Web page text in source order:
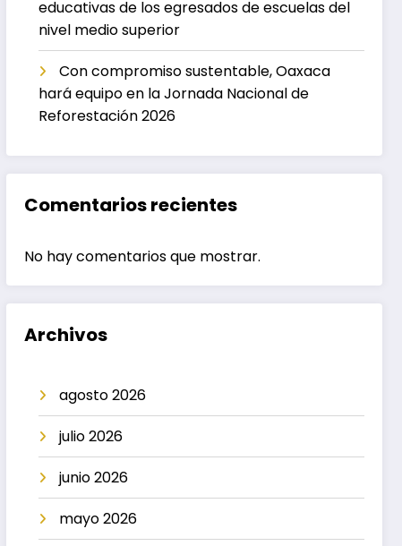
educativas de los egresados de escuelas del
nivel medio superior
Con compromiso sustentable, Oaxaca
hará equipo en la Jornada Nacional de
Reforestación 2026
Comentarios recientes
No hay comentarios que mostrar.
Archivos
agosto 2026
julio 2026
junio 2026
mayo 2026